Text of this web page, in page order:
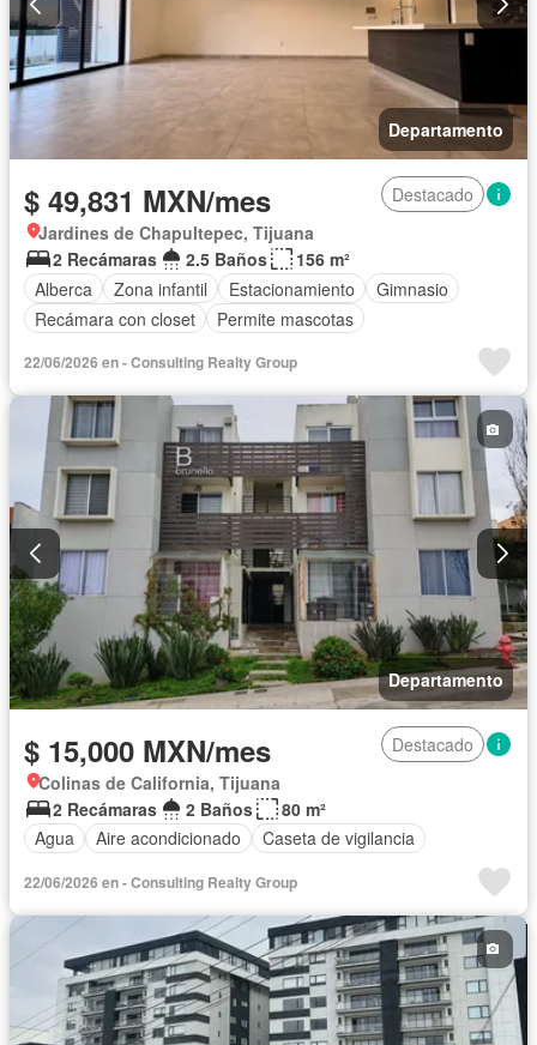
Departamento
$ 49,831 MXN/mes
Destacado
Jardines de Chapultepec, Tijuana
2 Recámaras
2.5 Baños
156 m²
Alberca
Zona infantil Estacionamiento
Gimnasio
Recámara con closet
Permite mascotas
22/06/2026 en - Consulting Realty Group
Departamento
$ 15,000 MXN/mes
Destacado
Colinas de California, Tijuana
2 Recámaras
2 Baños
80 m²
Agua
Aire acondicionado Caseta de vigilancia
22/06/2026 en - Consulting Realty Group